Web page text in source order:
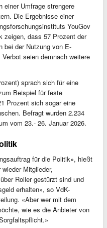
einer Umfrage strengere
Die Ergebnisse einer
YouGov
zeigen, dass 57 Prozent der
bei der Nutzung von E-
seien demnach weitere
sprach sich für eine
Beispiel für feste
Prozent sich sogar eine
Befragt wurden 2.234
vom 23.- 26. Januar 2026.
für die Politik», hießt
Mitglieder,
Roller gestürzt sind und
erhalten», so VdK-
«Aber wer mit dem
wie es die Anbieter von